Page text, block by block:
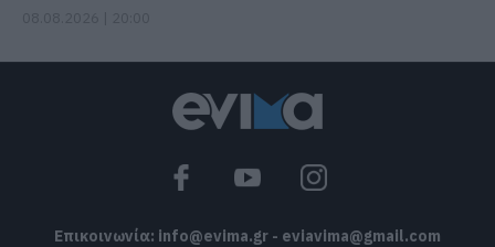
Επικοινωνία: info@evima.gr - eviavima@gmail.com